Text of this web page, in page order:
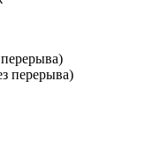
перерыва)